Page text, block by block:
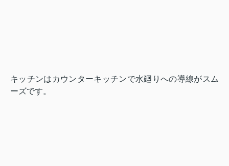
キッチンはカウンターキッチンで水廻りへの導線がスム
ーズです。